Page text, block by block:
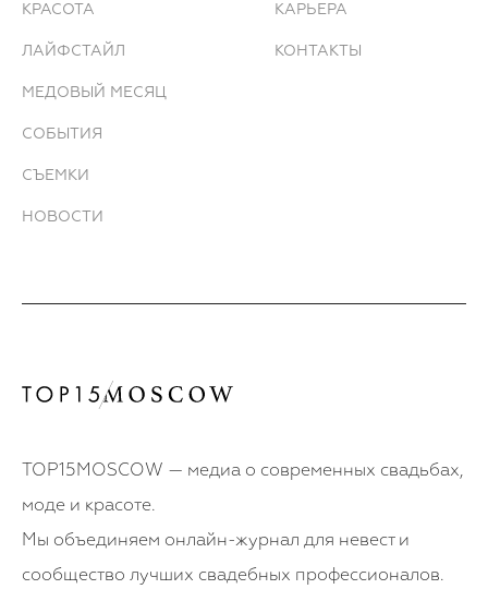
КРАСОТА
ЛАЙФСТАЙЛ
МЕДОВЫЙ МЕСЯЦ
СОБЫТИЯ
СЪЕМКИ
НОВОСТИ
КАРЬЕРА
КОНТАКТЫ
TOP15MOSCOW — медиа о современных свадьбах,
моде и красоте.
Мы объединяем онлайн-журнал для невест и
сообщество лучших свадебных профессионалов.